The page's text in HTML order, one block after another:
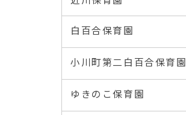
白百合保育園
小川町第二白百合保育園
ゆきのこ保育園